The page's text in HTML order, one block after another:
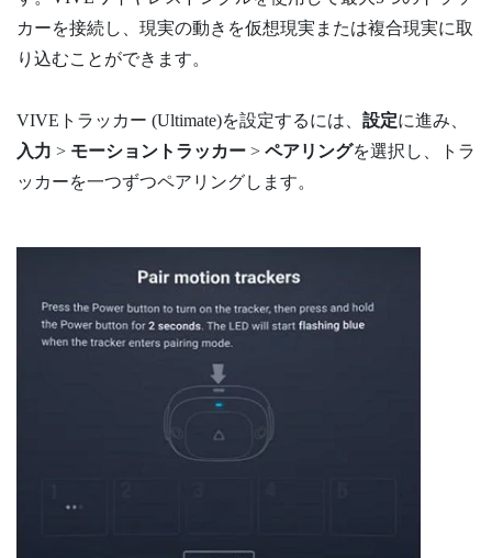
カーを接続し、現実の動きを仮想現実または複合現実に取
り込むことができます。
VIVEトラッカー (Ultimate)を設定するには、 設定に進み、
入力 > モーショントラッカー > ペアリングを選択し、トラ
ッカーを一つずつペアリングします。